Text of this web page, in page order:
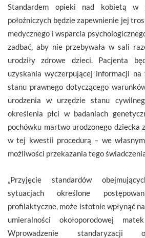
Standardem opieki nad kobietą w
położniczych będzie zapewnienie jej
medycznego i wsparcia
zadbać, aby nie przebywała w sali
urodziły zdrowe dzieci. Pacjenta
uzyskania wyczerpującej informacji na
stanu prawnego dotyczącego
urodzenia w urzędzie stanu
określenia płci w badaniach
pochówku martwo urodzonego dziecka
w tej kwestii procedurą – we
możliwości przekazania tego
„Przyjęcie standardów
sytuacjach określone
profilaktyczne, może istotnie wpłynąć
umieralności okołoporodowej
Wprowadzenie standaryzacji